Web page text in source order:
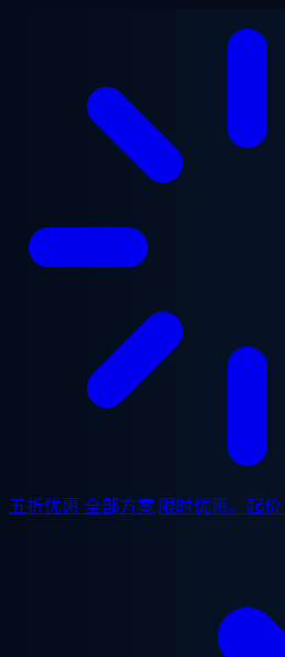
五折优惠 全部方案,限时优惠。起价